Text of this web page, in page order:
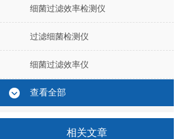
细菌过滤效率检测仪
过滤细菌检测仪
细菌过滤效率仪
查看全部
相关文章